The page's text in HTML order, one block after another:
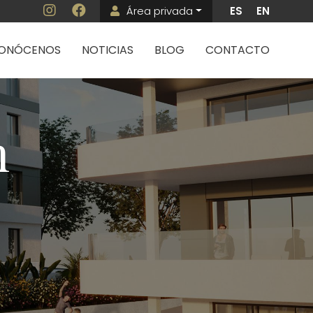
Menú de cuenta
Área privada ES EN
NOTICIAS BLOG CONTACTO